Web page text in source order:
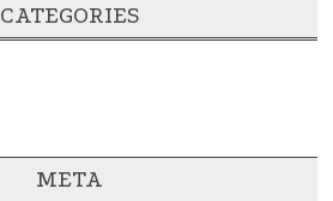
CATEGORIES
META